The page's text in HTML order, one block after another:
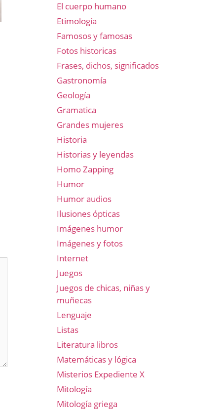
El cuerpo humano
Etimología
Famosos y famosas
Fotos historicas
Frases, dichos, significados
Gastronomía
Geología
Gramatica
Grandes mujeres
Historia
Historias y leyendas
Homo Zapping
Humor
Humor audios
Ilusiones ópticas
Imágenes humor
Imágenes y fotos
Internet
Juegos
Juegos de chicas, niñas y
muñecas
Lenguaje
Listas
Literatura libros
Matemáticas y lógica
Misterios Expediente X
Mitología
Mitología griega